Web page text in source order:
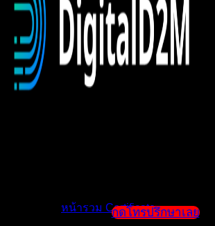
หน้ารวม Certificateกดโทรปรึกษาเลย